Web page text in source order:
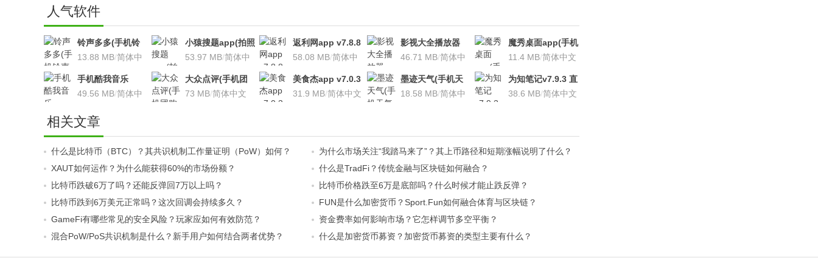
人气软件
铃声多多(手机铃
声软件)v8.7.66 安
13.88 MB/简体中
小猿搜题app(拍照
搜题利器)V9.7.2安
53.97 MB/简体中
返利网app v7.8.8
安卓版
58.08 MB/简体中
影视大全播放器
v3.1.7 安卓版
46.71 MB/简体中
魔秀桌面app(手机
桌面软件)v6.8.6
11.4 MB/简体中文
手机酷我音乐
V9.2.3.5 安卓版
49.56 MB/简体中
大众点评(手机团
购软件)V10.18.4
73 MB/简体中文
美食杰app v7.0.3
安卓版
31.9 MB/简体中文
墨迹天气(手机天
气软
18.58 MB/简体中
为知笔记v7.9.3 直
装本地VIP会员版
38.6 MB/简体中文
相关文章
什么是比特币（BTC）？其共识机制工作量证明（PoW）如何？
为什么市场关注“我踏马来了”？其上币路径和短期涨幅说明了什么？
XAUT如何运作？为什么能获得60%的市场份额？
什么是TradFi？传统金融与区块链如何融合？
比特币跌破6万了吗？还能反弹回7万以上吗？
比特币价格跌至6万是底部吗？什么时候才能止跌反弹？
比特币跌到6万美元正常吗？这次回调会持续多久？
FUN是什么加密货币？Sport.Fun如何融合体育与区块链？
GameFi有哪些常见的安全风险？玩家应如何有效防范？
资金费率如何影响市场？它怎样调节多空平衡？
混合PoW/PoS共识机制是什么？新手用户如何结合两者优势？
什么是加密货币募资？加密货币募资的类型主要有什么？